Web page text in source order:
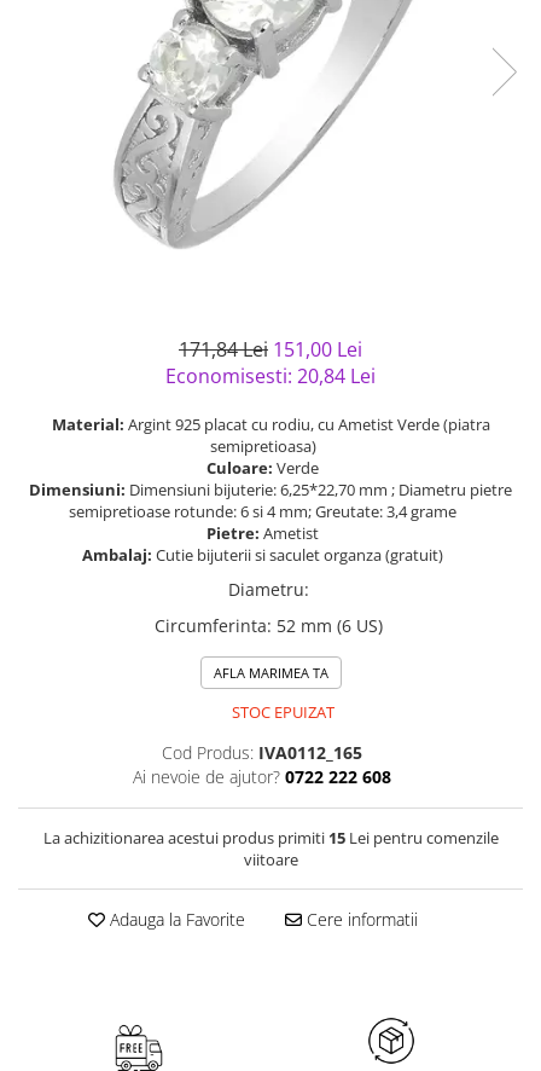
Bijuterii argint placat cu aur
Bijuterii argint cu diverse
Bijuterii argint cu murano
Bijuterii gotice si rock
Bijuterii Handmade
Bijuterii fantezie
Casete si cutii de bijuterii
Bijuterii tungsten
171,84 Lei 151,00 Lei
Economisesti: 20,84 Lei
Material: Argint 925 placat cu rodiu, cu Ametist Verde (piatra
semipretioasa)
Culoare: Verde
Dimensiuni: Dimensiuni bijuterie: 6,25*22,70 mm ; Diametru pietre
semipretioase rotunde: 6 si 4 mm; Greutate: 3,4 grame
Pietre: Ametist
Ambalaj: Cutie bijuterii si saculet organza (gratuit)
Diametru:
Circumferinta: 52 mm (6 US)
AFLA MARIMEA TA
STOC EPUIZAT
Cod Produs: IVA0112_165
Ai nevoie de ajutor? 0722 222 608
La achizitionarea acestui produs primiti 15Lei pentru comenzile
viitoare
Adauga la Favorite Cere informatii